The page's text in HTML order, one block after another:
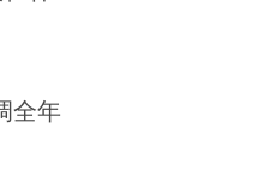
全年